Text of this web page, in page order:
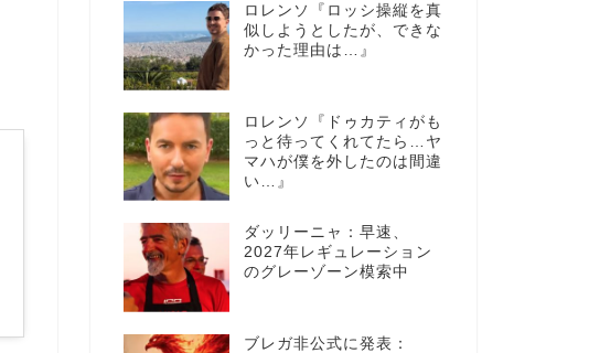
ロレンソ『ロッシ操縦を真
似しようとしたが、できな
かった理由は…』
ロレンソ『ドゥカティがも
っと待ってくれてたら…ヤ
マハが僕を外したのは間違
い…』
ダッリーニャ：早速、
2027年レギュレーション
のグレーゾーン模索中
ブレガ非公式に発表：